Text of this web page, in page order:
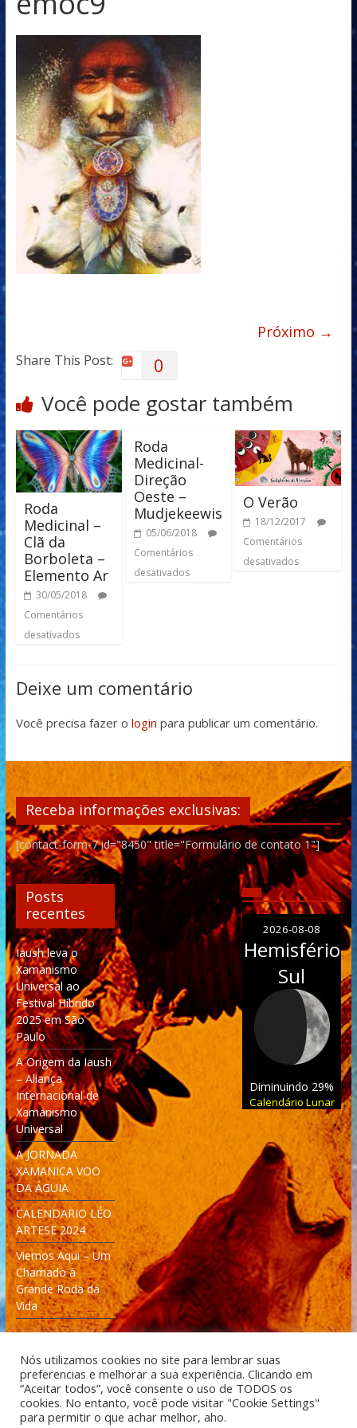
Próximo →
Share This Post: 0
Você pode gostar também
Roda
Medicinal –
Clã da
Borboleta –
Elemento Ar
30/05/2018
Comentários
desativados
Roda
Medicinal-
Direção
Oeste –
Mudjekeewis
05/06/2018
Comentários
desativados
O Verão
18/12/2017
Comentários
desativados
Deixe um comentário
Você precisa fazer o login para publicar um comentário.
Receba informações exclusivas:
[contact-form-7 id="8450" title="Formulário de contato 1"]
Posts
recentes
Iaush leva o
Xamanismo
Universal ao
Festival Híbrido
2025 em São
Paulo
A Origem da Iaush
– Aliança
Internacional de
Xamanismo
Universal
A JORNADA
XAMANICA VOO
DA ÁGUIA
CALENDARIO LÉO
ARTESE 2024
Viemos Aqui – Um
Chamado à
Grande Roda da
Vida
2026-08-08
Hemisfério
Sul
Diminuindo 29%
Calendário Lunar
Desenvolvido: Moleculas4D - Engenharia Espacial e
Nós utilizamos cookies no site para lembrar suas
preferencias e melhorar a sua experiência. Clicando em
“Aceitar todos”, você consente o uso de TODOS os
cookies. No entanto, você pode visitar "Cookie Settings"
para permitir o que achar melhor, aho.